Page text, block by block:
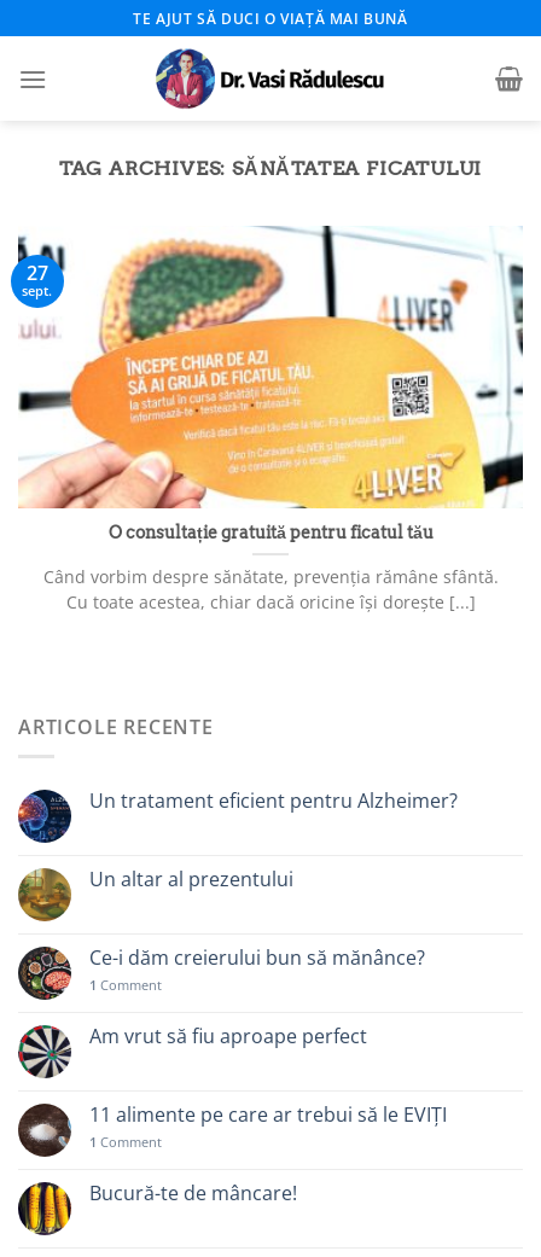
to
content
TE AJUT SĂ DUCI O VIAȚĂ MAI BUNĂ
TAG ARCHIVES: SĂNĂTATEA FICATULUI
O consultație gratuită pentru ficatul tău
Când vorbim despre sănătate, prevenția rămâne sfântă.
Cu toate acestea, chiar dacă oricine își dorește [...]
27
sept.
ARTICOLE RECENTE
Un tratament eficient pentru Alzheimer?
Un altar al prezentului
Ce-i dăm creierului bun să mănânce?
1 Comment
Am vrut să fiu aproape perfect
11 alimente pe care ar trebui să le EVIȚI
1 Comment
Bucură-te de mâncare!